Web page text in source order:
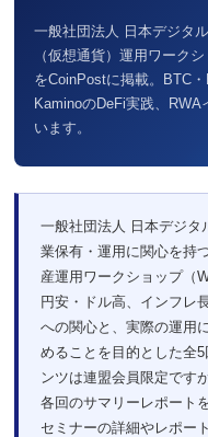
一般社団法人 日本デジタ
（仮想通貨）運用ワーク
をCoinPostに掲載。BTC
KaminoのDeFi実践、
います。
一般社団法人 日本デジタ
業保有・運用に関心を持
産運用ワークショップ（
円安・ドル高、インフレ
への関心と、実際の運用
めることを目的とした全
ンツは連盟会員限定です
各回のサマリーレポート
セミナーの詳細やレポー